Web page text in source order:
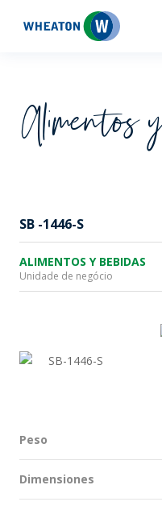
Wheaton
Alimentos
SB -1446-S
ALIMENTOS Y BEBIDAS
Unidade de negócio
Peso
Dimensiones